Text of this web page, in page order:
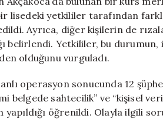
lisedeki yetkililer tarafından
Ayrıca, diğer kişilerin de
belirlendi. Yetkililer, bu
olduğunu vurguladı.
operasyon sonucunda 12
belgede sahtecilik” ve “kişisel
yapıldığı öğrenildi. Olayla ilgili